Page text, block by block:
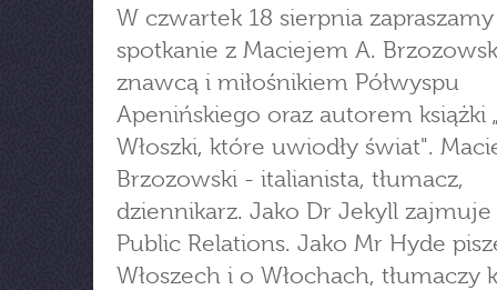
W czwartek 18 sierpnia
spotkanie z Maciejem A.
znawcą i miłośnikiem Półwyspu
Apenińskiego oraz autorem książki
Włoszki, które uwiodły świat".
Brzozowski - italianista, tłumacz,
dziennikarz. Jako Dr Jekyll zajmuje
Public Relations. Jako Mr Hyde
Włoszech i o Włochach, tłumaczy